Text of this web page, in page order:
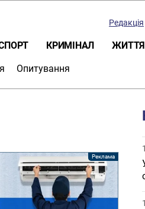
Редакція
КРИМІНАЛ ЖИТТЯ
Опитування